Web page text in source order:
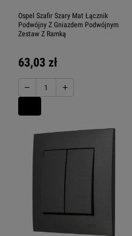
Ospel Szafir Szary Mat Łącznik
Podwójny Z Gniazdem Podwójnym
Zestaw Z Ramką
63,03 zł
− +